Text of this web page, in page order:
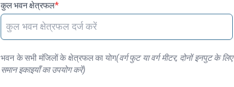
कुल भवन क्षेत्रफल*
भवन के सभी मंजिलों के क्षेत्रफल का योग(वर्ग फुट या वर्ग मीटर, दोनों इनपुट के लिए
समान इकाइयाँ का उपयोग करें)